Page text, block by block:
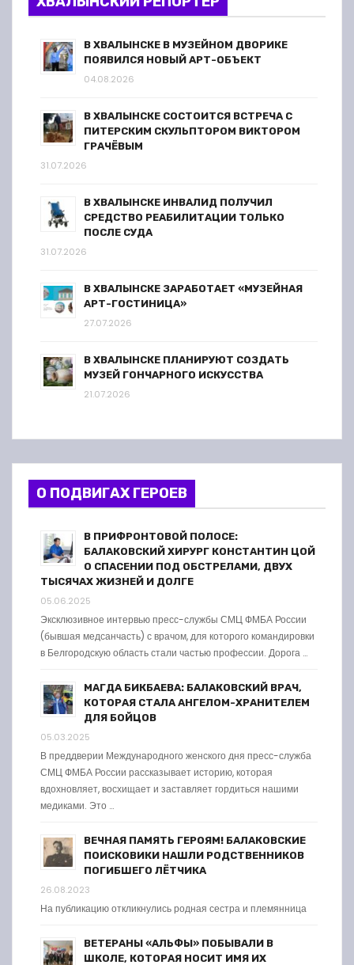
В ХВАЛЫНСКЕ В МУЗЕЙНОМ ДВОРИКЕ
ПОЯВИЛСЯ НОВЫЙ АРТ-ОБЪЕКТ
04.08.2026
В ХВАЛЫНСКЕ СОСТОИТСЯ ВСТРЕЧА С
ПИТЕРСКИМ СКУЛЬПТОРОМ ВИКТОРОМ
ГРАЧЁВЫМ
31.07.2026
В ХВАЛЫНСКЕ ИНВАЛИД ПОЛУЧИЛ
СРЕДСТВО РЕАБИЛИТАЦИИ ТОЛЬКО
ПОСЛЕ СУДА
31.07.2026
В ХВАЛЫНСКЕ ЗАРАБОТАЕТ «МУЗЕЙНАЯ
АРТ-ГОСТИНИЦА»
27.07.2026
В ХВАЛЫНСКЕ ПЛАНИРУЮТ СОЗДАТЬ
МУЗЕЙ ГОНЧАРНОГО ИСКУССТВА
21.07.2026
О ПОДВИГАХ ГЕРОЕВ
В ПРИФРОНТОВОЙ ПОЛОСЕ:
БАЛАКОВСКИЙ ХИРУРГ КОНСТАНТИН ЦОЙ
О СПАСЕНИИ ПОД ОБСТРЕЛАМИ, ДВУХ
ТЫСЯЧАХ ЖИЗНЕЙ И ДОЛГЕ
05.06.2025
Эксклюзивное интервью пресс-службы СМЦ ФМБА России
(бывшая медсанчасть) с врачом, для которого командировки
в Белгородскую область стали частью профессии. Дорога …
МАГДА БИКБАЕВА: БАЛАКОВСКИЙ ВРАЧ,
КОТОРАЯ СТАЛА АНГЕЛОМ-ХРАНИТЕЛЕМ
ДЛЯ БОЙЦОВ
05.03.2025
В преддверии Международного женского дня пресс-служба
СМЦ ФМБА России рассказывает историю, которая
вдохновляет, восхищает и заставляет гордиться нашими
медиками. Это …
ВЕЧНАЯ ПАМЯТЬ ГЕРОЯМ! БАЛАКОВСКИЕ
ПОИСКОВИКИ НАШЛИ РОДСТВЕННИКОВ
ПОГИБШЕГО ЛЁТЧИКА
26.08.2023
На публикацию откликнулись родная сестра и племянница
ВЕТЕРАНЫ «АЛЬФЫ» ПОБЫВАЛИ В
ШКОЛЕ, КОТОРАЯ НОСИТ ИМЯ ИХ